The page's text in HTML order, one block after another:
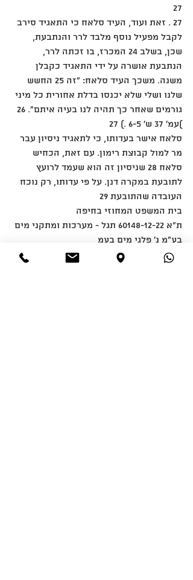
27
27 . זאת ועוד, העיד סלאח כי התאגיד סירב
לקבל מפעיל נוסף מלבד לרר והנתבעת,
שכן, בשלב 24 המכרז, בו זכתה לרר,
הנתבעת אושרה על ידי התאגיד כקבלן
משנה. משכך העיד סלאח: "זה 25 החשש
שלנו ושלי שלא יכנסו בדלת אחורית כל מיני
)עמ' 37 ש' 6-5 .) 27
סלאח אישר בעדותו, כי לתאגיד ניסיון עבר
מר למול קבוצת רימון. עם זאת, הכחיש
סלאח 28 שניסיון זה הוא שעמד לרועץ
לתובעת במקרה דנן. על פי עדותו, רק נוכח
העובדה שהתובעת 29
בית המשפט המחוזי בחיפה
ת"א 60148-12-22 תגל - מערכות ומתקני מים
בע"מ נ' פלגי מים בעמ
תיק חיצוני: